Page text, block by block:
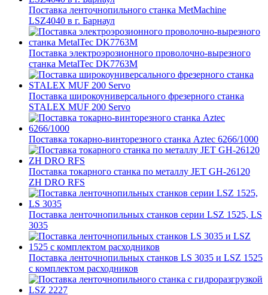
Поставка ленточнопильного станка MetMachine
LSZ4040 в г. Барнаул
Поставка электроэрозионного проволочно-вырезного
станка MetalTec DK7763M
Поставка широкоуниверсального фрезерного станка
STALEX MUF 200 Servo
Поставка токарно-винторезного станка Aztec 6266/1000
Поставка токарного станка по металлу JET GH-26120
ZH DRO RFS
Поставка ленточнопильных станков серии LSZ 1525, LS
3035
Поставка ленточнопильных станков LS 3035 и LSZ 1525
с комплектом расходников